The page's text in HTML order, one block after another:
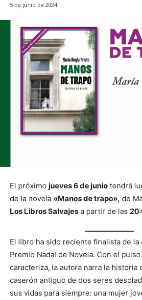
5 de junio de 2024
El próximo jueves 6 de junio tendrá
de la novela «Manos de trapo», de
Los Libros Salvajes a partir de las
El libro ha sido reciente finalista de la
Premio Nadal de Novela. Con el
caracteriza, la autora narra la historia
caserón antiguo de dos seres
sus vidas para siempre: una mujer